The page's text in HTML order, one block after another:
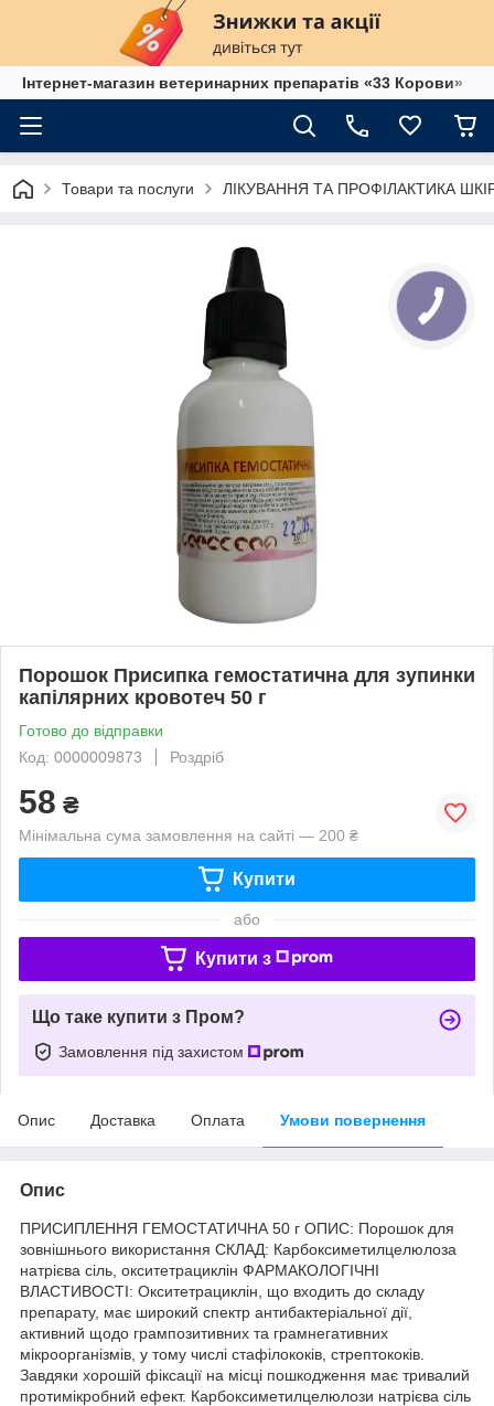
Інтернет-магазин ветеринарних препаратів «33 Корови»
Товари та послуги ЛІКУВАННЯ ТА ПРОФІЛАКТИКА
Порошок Присипка гемостатична для зупинки
капілярних кровотеч 50 г
Готово до відправки
Код: 0000009873
Роздріб
58 ₴
Мінімальна сума замовлення на сайті — 200 ₴
Купити
або
Купити з
Що таке купити з Пром?
Замовлення під захистом
Опис Доставка Оплата Умови повернення
Опис
ПРИСИПЛЕННЯ ГЕМОСТАТИЧНА 50 г ОПИС: Порошок для
зовнішнього використання СКЛАД: Карбоксиметилцелюлоза
натрієва сіль, окситетрациклін ФАРМАКОЛОГІЧНІ
ВЛАСТИВОСТІ: Окситетрациклін, що входить до складу
препарату, має широкий спектр антибактеріальної дії,
активний щодо грампозитивних та грамнегативних
мікроорганізмів, у тому числі стафілококів, стрептококів.
Завдяки хорошій фіксації на місці пошкодження має тривалий
протимікробний ефект. Карбоксиметилцелюлози натрієва сіль
КНОПКА
ЗВ'ЯЗКУ